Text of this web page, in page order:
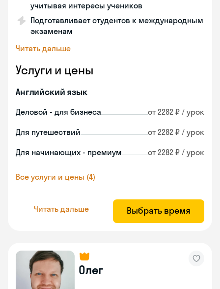
учитывая интересы учеников
Подготавливает студентов к международным
экзаменам
Читать дальше
Услуги и цены
Английский язык
Деловой - для бизнеса от 2282 ₽ / урок
Для путешествий от 2282 ₽ / урок
Для начинающих - премиум от 2282 ₽ / урок
Все услуги и цены (4)
Читать дальше Выбрать время
Олег